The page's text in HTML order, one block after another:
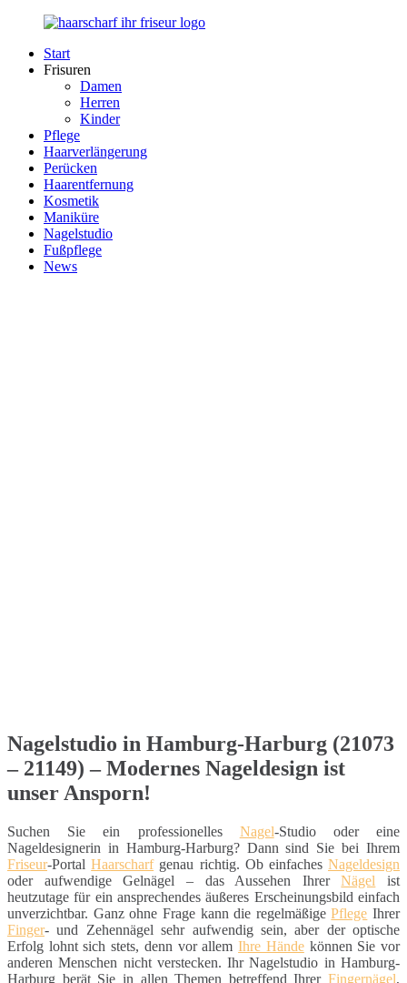
Zurück
Inhalt
Haarscharf
Händen
Start
Frisuren
Damen
Herren
Kinder
Pflege
Haarverlängerung
Perücken
Haarentfernung
Kosmetik
Maniküre
Nagelstudio
Fußpflege
News
Nagelstudio in Hamburg-Harburg (21073
– 21149) – Modernes Nageldesign ist
unser Ansporn!
Suchen Sie ein professionelles Nagel-Studio oder eine
Nageldesignerin in Hamburg-Harburg? Dann sind Sie bei Ihrem
Friseur-PortalHaarscharfgenau richtig. Ob einfachesNageldesign
oder aufwendige Gelnägel – das Aussehen IhrerNägel ist
heutzutage für ein ansprechendes äußeres Erscheinungsbild einfach
unverzichtbar. Ganz ohne Frage kann die regelmäßigePflege Ihrer
Finger- und Zehennägel sehr aufwendig sein, aber der optische
Erfolg lohnt sich stets, denn vor allemIhre Händekönnen Sie vor
anderen Menschen nicht verstecken. Ihr Nagelstudio in Hamburg-
Harburg berät Sie in allen Themen betreffend Ihrer Fingernägel,